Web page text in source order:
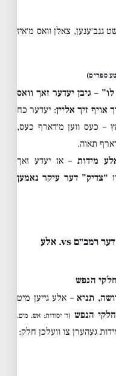
גנב׳ענען, צאלן וואס מ׳איז
ספרים)
– גיבן יעדער זאך וואס
אויף זיך אליין: יעדער כח
– כעס ווען מ׳דארף כעס,
תאוה.
מידות– אז יעדע זאך
“צדיק” דער עיקר נאמען
יט. צוויי שיטות אין צוטיילן מידות – דער רמב״ם vs. אלע
תניא– אלע גייען מיט
הנפש (ד׳ יסודות: אש, מים,
געהערן צו וועלכן חלק: